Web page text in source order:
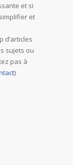
et si
et
d’articles
sujets ou
pas à
)